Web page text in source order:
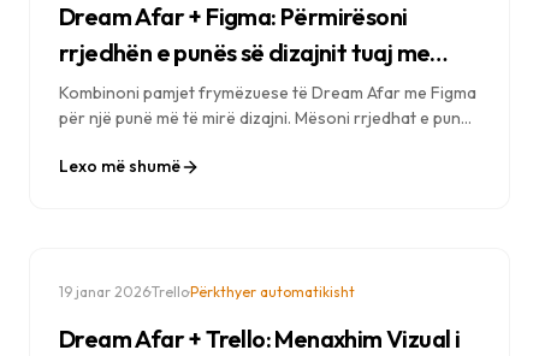
Dream Afar + Figma: Përmirësoni
rrjedhën e punës së dizajnit tuaj me
kreativitet të fokusuar
Kombinoni pamjet frymëzuese të Dream Afar me Figma
për një punë më të mirë dizajni. Mësoni rrjedhat e punës
produktive dizajni.
Lexo më shumë
19 janar 2026·Trello·Përkthyer automatikisht
Dream Afar + Trello: Menaxhim Vizual i